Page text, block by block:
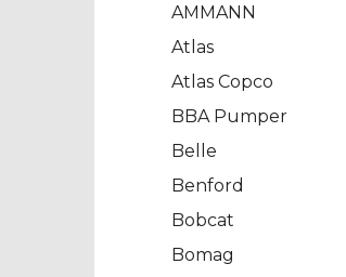
AMMANN
Atlas
Atlas Copco
BBA Pumper
Belle
Benford
Bobcat
Bomag